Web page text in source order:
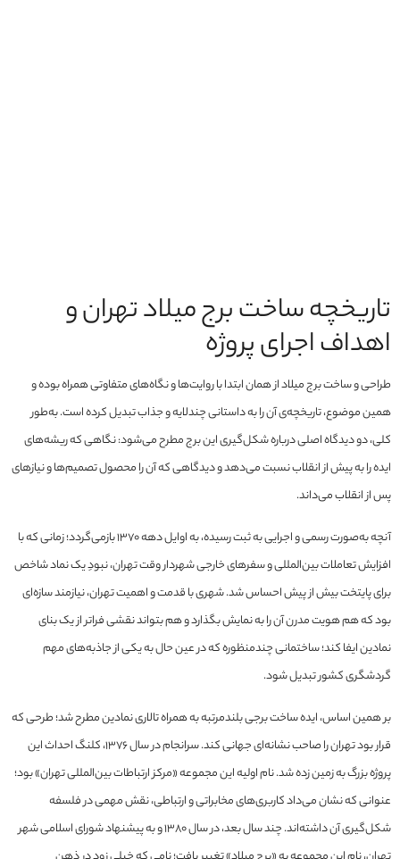
تاریخچه ساخت برج میلاد تهران و
اهداف اجرای پروژه
طراحی و ساخت برج میلاد از همان ابتدا با روایت‌ها و نگاه‌های متفاوتی همراه بوده و
همین موضوع، تاریخچه‌ی آن را به داستانی چندلایه و جذاب تبدیل کرده است. به‌طور
کلی، دو دیدگاه اصلی درباره شکل‌گیری این برج مطرح می‌شود: نگاهی که ریشه‌های
ایده را به پیش از انقلاب نسبت می‌دهد و دیدگاهی که آن را محصول تصمیم‌ها و نیازهای
پس از انقلاب می‌داند.
آنچه به‌صورت رسمی و اجرایی به ثبت رسیده، به اوایل دهه ۱۳۷۰ بازمی‌گردد؛ زمانی که با
افزایش تعاملات بین‌المللی و سفرهای خارجی شهردار وقت تهران، نبودِ یک نماد شاخص
برای پایتخت بیش از پیش احساس شد. شهری با قدمت و اهمیت تهران، نیازمند سازه‌ای
بود که هم هویت مدرن آن را به نمایش بگذارد و هم بتواند نقشی فراتر از یک بنای
نمادین ایفا کند؛ ساختمانی چندمنظوره که در عین حال به یکی از جاذبه‌های مهم
گردشگری کشور تبدیل شود.
بر همین اساس، ایده ساخت برجی بلندمرتبه به همراه تالاری نمادین مطرح شد؛ طرحی که
قرار بود تهران را صاحب نشانه‌ای جهانی کند. سرانجام در سال ۱۳۷۶، کلنگ احداث این
پروژه بزرگ به زمین زده شد. نام اولیه این مجموعه «مرکز ارتباطات بین‌المللی تهران» بود؛
عنوانی که نشان می‌داد کاربری‌های مخابراتی و ارتباطی، نقش مهمی در فلسفه
شکل‌گیری آن داشته‌اند. چند سال بعد، در سال ۱۳۸۰ و به پیشنهاد شورای اسلامی شهر